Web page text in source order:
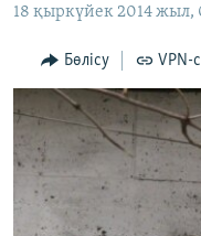
Skip
Search
ӘЛЕУМЕТ
ӘЛЕМ
АРНАЙЫ ЖОБАЛАР
Русский
ЖАЗЫЛЫҢЫЗ
18 қыркүйек 2014 жыл,
Бөлісу VPN-